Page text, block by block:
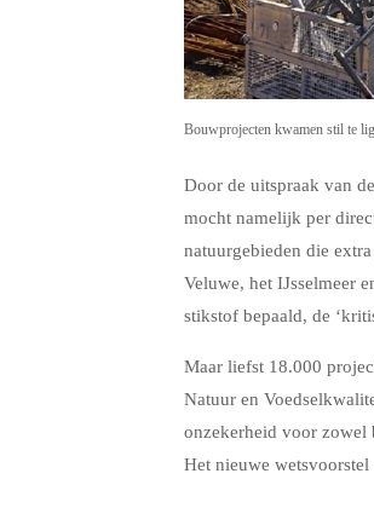
Bouwprojecten kwamen stil te
Door de uitspraak van
mocht namelijk per
natuurgebieden die
Veluwe, het IJsselmeer
stikstof bepaald, de
Maar liefst 18.000
Natuur en
onzekerheid voor zowel
Het nieuwe